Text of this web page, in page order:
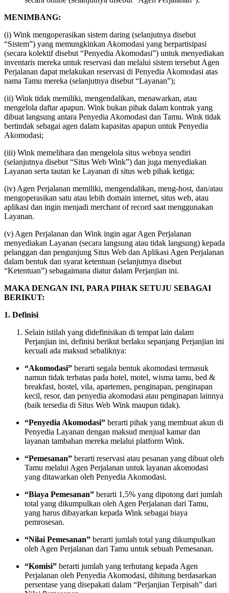
MENIMBANG:
(i) Wink mengoperasikan sistem daring (selanjutnya disebut
“Sistem”) yang memungkinkan Akomodasi yang berpartisipasi
(secara kolektif disebut “Penyedia Akomodasi”) untuk menyediakan
inventaris mereka untuk reservasi dan melalui sistem tersebut Agen
Perjalanan dapat melakukan reservasi di Penyedia Akomodasi atas
nama Tamu mereka (selanjutnya disebut “Layanan”);
(ii) Wink tidak memiliki, mengendalikan, menawarkan, atau
mengelola daftar apapun. Wink bukan pihak dalam kontrak yang
dibuat langsung antara Penyedia Akomodasi dan Tamu. Wink tidak
bertindak sebagai agen dalam kapasitas apapun untuk Penyedia
Akomodasi;
(iii) Wink memelihara dan mengelola situs webnya sendiri
(selanjutnya disebut “Situs Web Wink”) dan juga menyediakan
Layanan serta tautan ke Layanan di situs web pihak ketiga;
(iv) Agen Perjalanan memiliki, mengendalikan, meng-host, dan/atau
mengoperasikan satu atau lebih domain internet, situs web, atau
aplikasi dan ingin menjadi merchant of record saat menggunakan
Layanan.
(v) Agen Perjalanan dan Wink ingin agar Agen Perjalanan
menyediakan Layanan (secara langsung atau tidak langsung) kepada
pelanggan dan pengunjung Situs Web dan Aplikasi Agen Perjalanan
dalam bentuk dan syarat ketentuan (selanjutnya disebut
“Ketentuan”) sebagaimana diatur dalam Perjanjian ini.
MAKA DENGAN INI, PARA PIHAK SETUJU SEBAGAI
BERIKUT:
1. Definisi
Selain istilah yang didefinisikan di tempat lain dalam
Perjanjian ini, definisi berikut berlaku sepanjang Perjanjian ini
kecuali ada maksud sebaliknya:
“Akomodasi” berarti segala bentuk akomodasi termasuk
namun tidak terbatas pada hotel, motel, wisma tamu, bed &
breakfast, hostel, vila, apartemen, penginapan, penginapan
kecil, resor, dan penyedia akomodasi atau penginapan lainnya
(baik tersedia di Situs Web Wink maupun tidak).
“Penyedia Akomodasi” berarti pihak yang membuat akun di
Penyedia Layanan dengan maksud menjual kamar dan
layanan tambahan mereka melalui platform Wink.
“Pemesanan” berarti reservasi atau pesanan yang dibuat oleh
Tamu melalui Agen Perjalanan untuk layanan akomodasi
yang ditawarkan oleh Penyedia Akomodasi.
“Biaya Pemesanan” berarti 1,5% yang dipotong dari jumlah
total yang dikumpulkan oleh Agen Perjalanan dari Tamu,
yang harus dibayarkan kepada Wink sebagai biaya
pemrosesan.
“Nilai Pemesanan” berarti jumlah total yang dikumpulkan
oleh Agen Perjalanan dari Tamu untuk sebuah Pemesanan.
“Komisi” berarti jumlah yang terhutang kepada Agen
Perjalanan oleh Penyedia Akomodasi, dihitung berdasarkan
persentase yang disepakati dalam “Perjanjian Terpisah” dari